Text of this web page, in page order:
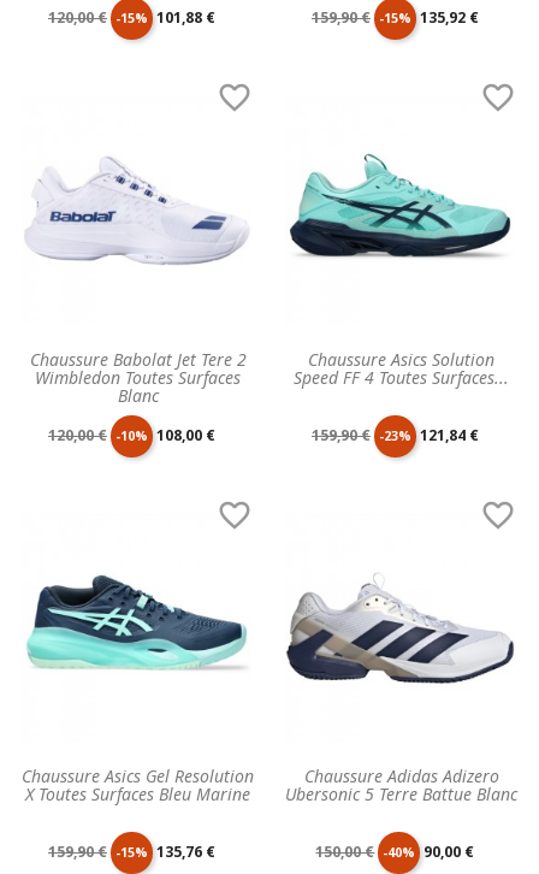
Prix
120,00 € -15% Prix
101,88 € Prix
159,90 € -15% Prix
135,92 €
Chaussure Babolat Jet Tere 2
Wimbledon Toutes Surfaces
Blanc

Prix
120,00 € -10% Prix
108,00 €
Chaussure Asics Solution
Speed FF 4 Toutes Surfaces...

Prix
159,90 € -23% Prix
121,84 €
Chaussure Asics Gel Resolution
X Toutes Surfaces Bleu Marine

Prix
159,90 € -15% Prix
135,76 €
Chaussure Adidas Adizero
Ubersonic 5 Terre Battue Blanc

Prix
150,00 € -40% Prix
90,00 €